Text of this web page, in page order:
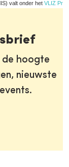
valt onder het VLIZ
de hoogte
nieuwste